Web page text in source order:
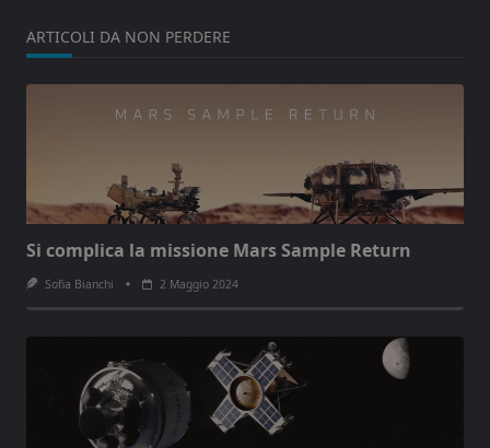
ARTICOLI DA NON PERDERE
Si complica la missione Mars Sample Return
Sofia Bianchi 2 Maggio 2024